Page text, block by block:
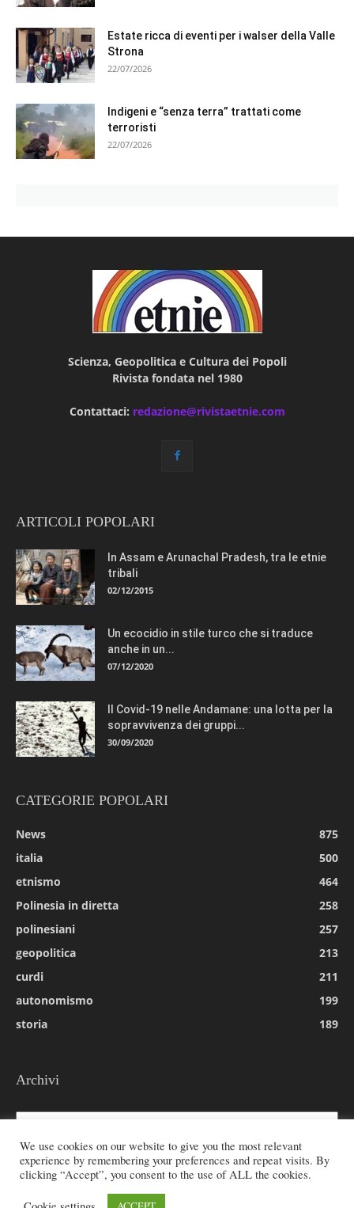
Estate ricca di eventi per i walser della Valle
Strona
22/07/2026
Indigeni e “senza terra” trattati come
terroristi
22/07/2026
Scienza, Geopolitica e Cultura dei Popoli
Rivista fondata nel 1980
Contattaci: redazione@rivistaetnie.com
ARTICOLI POPOLARI
In Assam e Arunachal Pradesh, tra le etnie
tribali
02/12/2015
Un ecocidio in stile turco che si traduce
anche in un...
07/12/2020
Il Covid-19 nelle Andamane: una lotta per la
sopravvivenza dei gruppi...
30/09/2020
CATEGORIE POPOLARI
News
875
italia
500
etnismo
464
Polinesia in diretta
258
polinesiani
257
geopolitica
213
curdi
211
autonomismo
199
storia
189
Archivi
Archivi
© 2026 All rights reserved - Etnie -
We use cookies on our website to give you the most relevant
experience by remembering your preferences and repeat visits. By
clicking “Accept”, you consent to the use of ALL the cookies.